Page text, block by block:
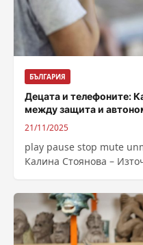
БЪЛГАРИЯ
Децата и телефоните:
между защита и
21/11/2025
play pause stop mute
Калина Стоянова –